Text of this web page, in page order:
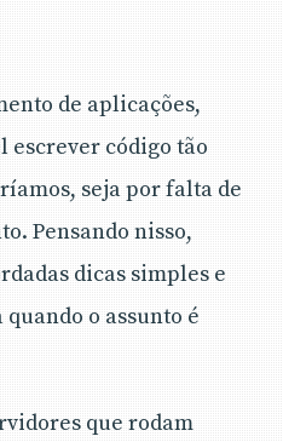
de aplicações,
escrever código tão
seja por falta de
Pensando nisso,
dicas simples e
o assunto é
que rodam